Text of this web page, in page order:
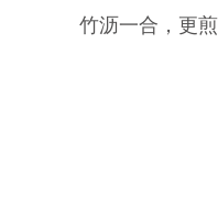
竹沥一合，更